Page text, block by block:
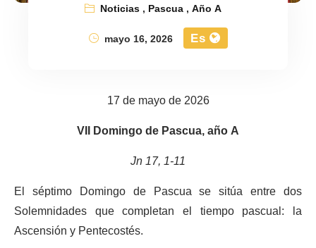
Noticias, Pascua,Año A
mayo 16, 2026
Es
17 de mayo de 2026
VII Domingo de Pascua, año A
Jn 17, 1-11
El séptimo Domingo de Pascua se sitúa entre dos
Solemnidades que completan el tiempo pascual: la
Ascensión y Pentecostés.